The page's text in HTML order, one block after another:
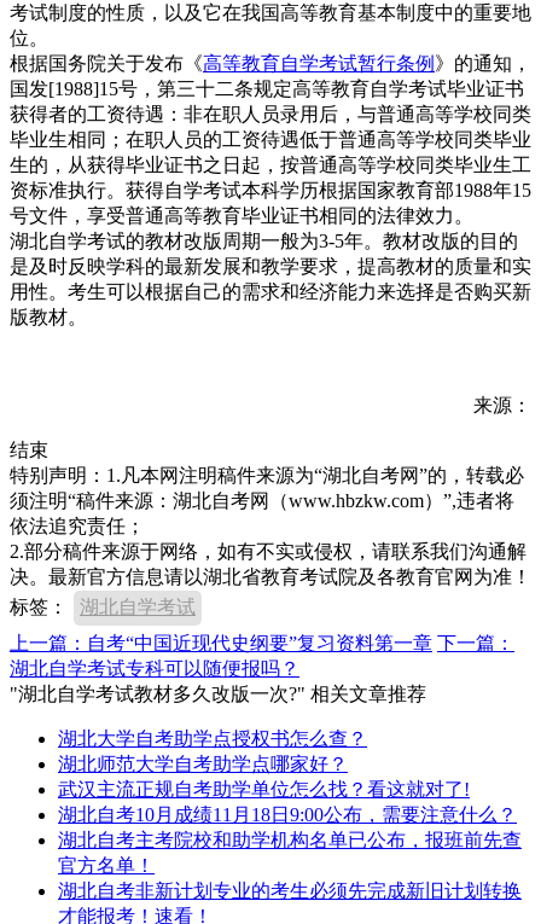
考试制度的性质，以及它在我国高等教育基本制度中的重要地
位。
根据国务院关于发布《高等教育自学考试暂行条例 》的通知，
国发[1988]15号，第三十二条规定高等教育自学考试毕业证书
获得者的工资待遇：非在职人员录用后，与普通高等学校同类
毕业生相同；在职人员的工资待遇低于普通高等学校同类毕业
生的，从获得毕业证书之日起，按普通高等学校同类毕业生工
资标准执行。获得自学考试本科学历根据国家教育部1988年15
号文件，享受普通高等教育毕业证书相同的法律效力。
湖北自学考试的教材改版周期一般为3-5年。教材改版的目的
是及时反映学科的最新发展和教学要求，提高教材的质量和实
用性。考生可以根据自己的需求和经济能力来选择是否购买新
版教材。
来源：
结束
特别声明：1.凡本网注明稿件来源为“湖北自考网”的，转载必
须注明“稿件来源：湖北自考网（www.hbzkw.com）”,违者将
依法追究责任；
2.部分稿件来源于网络，如有不实或侵权，请联系我们沟通解
决。最新官方信息请以湖北省教育考试院及各教育官网为准！
标签：
湖北自学考试
上一篇：自考“中国近现代史纲要”复习资料第一章 下一篇：
湖北自学考试专科可以随便报吗？
"湖北自学考试教材多久改版一次?" 相关文章推荐
湖北大学自考助学点授权书怎么查？
湖北师范大学自考助学点哪家好？
武汉主流正规自考助学单位怎么找？看这就对了!
湖北自考10月成绩11月18日9:00公布，需要注意什么？
湖北自考主考院校和助学机构名单已公布，报班前先查
官方名单！
湖北自考非新计划专业的考生必须先完成新旧计划转换
才能报考！速看！